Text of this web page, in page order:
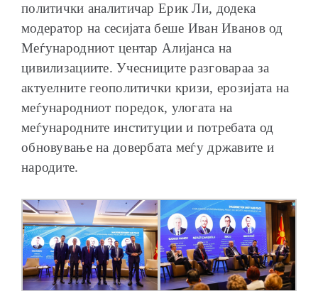
политички аналитичар Ерик Ли, додека
модератор на сесијата беше Иван Иванов од
Меѓународниот центар Алијанса на
цивилизациите. Учесниците разговараа за
актуелните геополитички кризи, ерозијата на
меѓународниот поредок, улогата на
меѓународните институции и потребата од
обновување на довербата меѓу државите и
народите.